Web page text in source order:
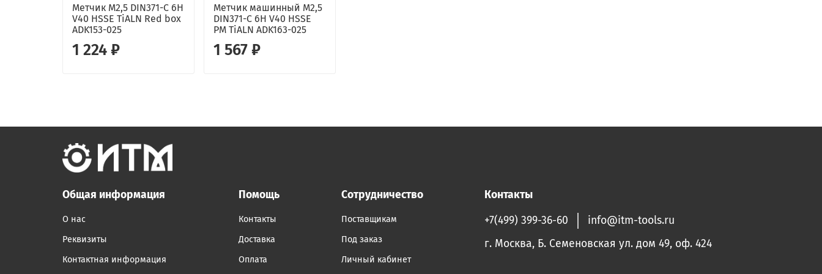
Метчик М2,5 DIN371-С 6H
V40 HSSE TiALN Red box
ADK153-025
1 224 ₽
Метчик машинный М2,5
DIN371-С 6H V40 HSSE
PM TiALN ADK163-025
1 567 ₽
Общая информация
О нас
Реквизиты
Контактная информация
Помощь
Контакты
Доставка
Оплата
Сотрудничество
Поставщикам
Под заказ
Личный кабинет
Контакты
+7(499) 399-36-60
info@itm-tools.ru
г. Москва, Б. Семеновская ул. дом 49, оф. 424